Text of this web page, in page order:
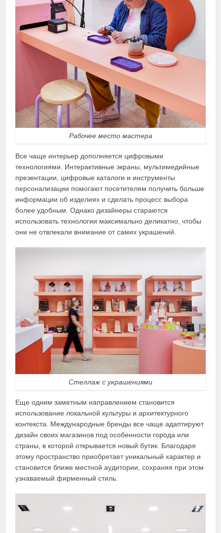
Рабочее место мастера
Все чаще интерьер дополняется цифровыми
технологиями. Интерактивные экраны, мультимедийные
презентации, цифровые каталоги и инструменты
персонализации помогают посетителям получить больше
информации об изделиях и сделать процесс выбора
более удобным. Однако дизайнеры стараются
использовать технологии максимально деликатно, чтобы
они не отвлекали внимание от самих украшений.
Стеллаж с украшениями
Еще одним заметным направлением становится
использование локальной культуры и архитектурного
контекста. Международные бренды все чаще адаптируют
дизайн своих магазинов под особенности города или
страны, в которой открывается новый бутик. Благодаря
этому пространство приобретает уникальный характер и
становится ближе местной аудитории, сохраняя при этом
узнаваемый фирменный стиль.